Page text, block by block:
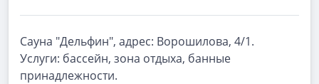
Сауна "Дельфин", адрес: Ворошилова, 4/1.
Услуги: бассейн, зона отдыха, банные
принадлежности.